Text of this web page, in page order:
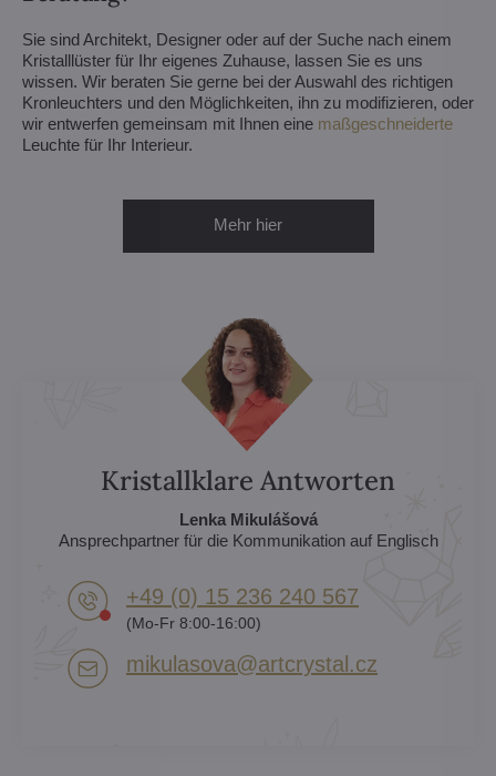
Sie sind Architekt, Designer oder auf der Suche nach einem
Kristalllüster für Ihr eigenes Zuhause, lassen Sie es uns
wissen. Wir beraten Sie gerne bei der Auswahl des richtigen
Kronleuchters und den Möglichkeiten, ihn zu modifizieren, oder
wir entwerfen gemeinsam mit Ihnen eine maßgeschneiderte
Leuchte für Ihr Interieur.
Mehr hier
Kristallklare Antworten
Lenka Mikulášová
Ansprechpartner für die Kommunikation auf Englisch
+49 (0) 15 236 240 567
(Mo-Fr 8:00-16:00)
mikulasova​@artcrystal​.cz